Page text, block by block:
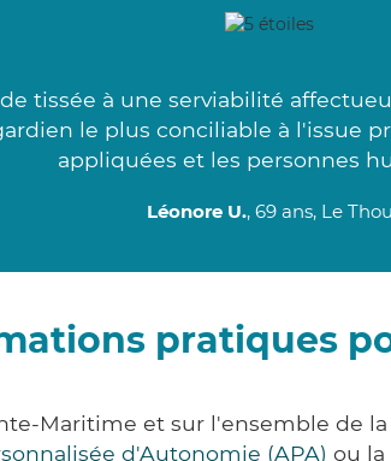
tissée à une serviabilité
le plus conciliable à l'issue
appliquées et les personnes
Léonore U., 69 ans, Le Thou
pratiques
Maritime et sur l'ensemble de
d'Autonomie (APA) ou la